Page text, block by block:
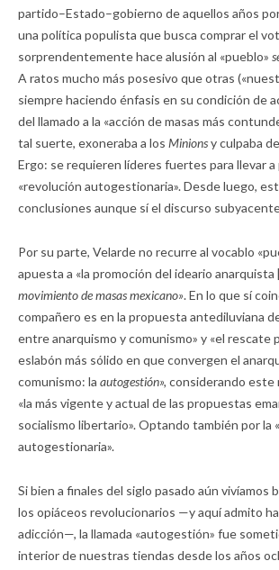
partido–Estado–gobierno de aquellos años
una política populista que busca comprar el
sorprendentemente hace alusión al «pueblo»
A ratos mucho más posesivo que otras
siempre haciendo énfasis en su condición de
del llamado a la «acción de masas más
tal suerte, exoneraba a los Minionsy culpaba
Ergo: se requieren líderes fuertes para llevar a
«revolución autogestionaria». Desde luego,
conclusiones aunque sí el discurso
Por su parte, Velarde no recurre al vocablo
apuesta a «la promoción del ideario anarquista
movimiento de masas mexicano». En lo que sí
compañero es en la propuesta antediluviana
entre anarquismo y comunismo» y «el rescate
eslabón más sólido en que convergen el
comunismo: la autogestión», considerando este
«la más vigente y actual de las propuestas
socialismo libertario». Optando también por la
autogestionaria».
Si bien a finales del siglo pasado aún vivíamos
los opiáceos revolucionarios —y aquí admito
adicción—, la llamada «autogestión» fue
interior de nuestras tiendas desde los años